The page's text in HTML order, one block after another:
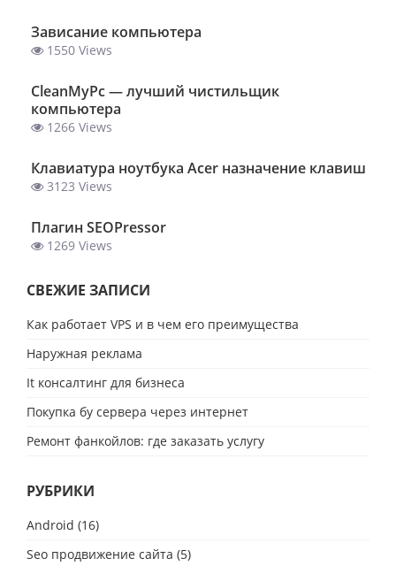
Зависание компьютера
1550 Views
ClеanMyPc — лучший чистильщик
компьютера
1266 Views
Клавиатура ноутбука Acer назначение клавиш
3123 Views
Плагин SEOPressor
1269 Views
СВЕЖИЕ ЗАПИСИ
Как работает VPS и в чем его преимущества
Наружная реклама
It консалтинг для бизнеса
Покупка бу сервера через интернет
Ремонт фанкойлов: где заказать услугу
РУБРИКИ
Android (16)
Seo продвижение сайта (5)